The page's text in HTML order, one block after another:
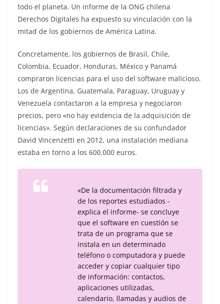
todo el planeta. Un informe de la ONG chilena
Derechos Digitales ha expuesto su vinculación con la
mitad de los gobiernos de América Latina.
Concretamente, los gobiernos de Brasil, Chile,
Colombia, Ecuador, Honduras, México y Panamá
compraron licencias para el uso del software malicioso.
Los de Argentina, Guatemala, Paraguay, Uruguay y
Venezuela contactaron a la empresa y negociaron
precios, pero «no hay evidencia de la adquisición de
licencias». Según declaraciones de su confundador
David Vincenzetti en 2012, una instalación mediana
estaba en torno a los 600.000 euros.
«De la documentación filtrada y
de los reportes estudiados -
explica el informe- se concluye
que el software en cuestión se
trata de un programa que se
instala en un determinado
teléfono o computadora y puede
acceder y copiar cualquier tipo
de información: contactos,
aplicaciones utilizadas,
calendario, llamadas y audios de